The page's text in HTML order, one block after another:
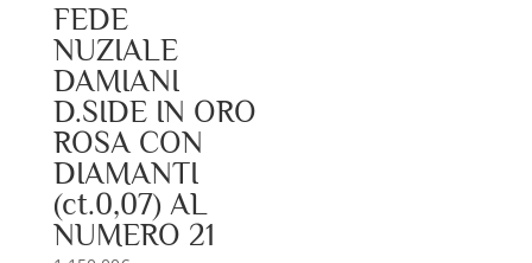
FEDE
NUZIALE
DAMIANI
D.SIDE IN ORO
ROSA CON
DIAMANTI
(ct.0,07) AL
NUMERO 21